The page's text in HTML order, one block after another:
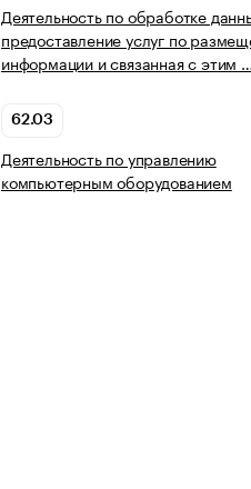
Деятельность по обработке
предоставление услуг по
информации и связанная с этим
62.03
Деятельность по управлению
компьютерным оборудованием